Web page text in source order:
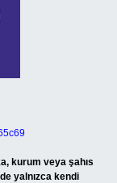
kurum veya şahıs
yalnızca kendi